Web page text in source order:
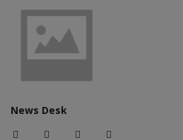
News Desk